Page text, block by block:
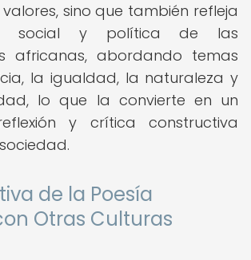
sino que también refleja
social y política de las
africanas, abordando temas
la igualdad, la naturaleza y
lo que la convierte en un
y crítica constructiva
de la Poesía
Otras Culturas